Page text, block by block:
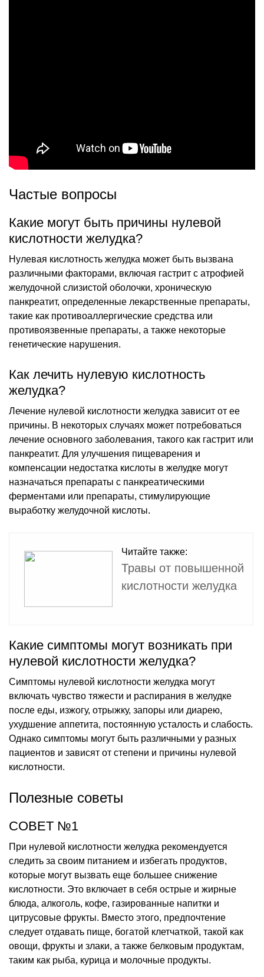
Частые вопросы
Какие могут быть причины нулевой
кислотности желудка?
Нулевая кислотность желудка может быть вызвана
различными факторами, включая гастрит с атрофией
желудочной слизистой оболочки, хроническую
панкреатит, определенные лекарственные препараты,
такие как противоаллергические средства или
противоязвенные препараты, а также некоторые
генетические нарушения.
Как лечить нулевую кислотность
желудка?
Лечение нулевой кислотности желудка зависит от ее
причины. В некоторых случаях может потребоваться
лечение основного заболевания, такого как гастрит или
панкреатит. Для улучшения пищеварения и
компенсации недостатка кислоты в желудке могут
назначаться препараты с панкреатическими
ферментами или препараты, стимулирующие
выработку желудочной кислоты.
Читайте также:
Травы от повышенной
кислотности желудка
Какие симптомы могут возникать при
нулевой кислотности желудка?
Симптомы нулевой кислотности желудка могут
включать чувство тяжести и распирания в желудке
после еды, изжогу, отрыжку, запоры или диарею,
ухудшение аппетита, постоянную усталость и слабость.
Однако симптомы могут быть различными у разных
пациентов и зависят от степени и причины нулевой
кислотности.
Полезные советы
СОВЕТ №1
При нулевой кислотности желудка рекомендуется
следить за своим питанием и избегать продуктов,
которые могут вызвать еще большее снижение
кислотности. Это включает в себя острые и жирные
блюда, алкоголь, кофе, газированные напитки и
цитрусовые фрукты. Вместо этого, предпочтение
следует отдавать пище, богатой клетчаткой, такой как
овощи, фрукты и злаки, а также белковым продуктам,
таким как рыба, курица и молочные продукты.